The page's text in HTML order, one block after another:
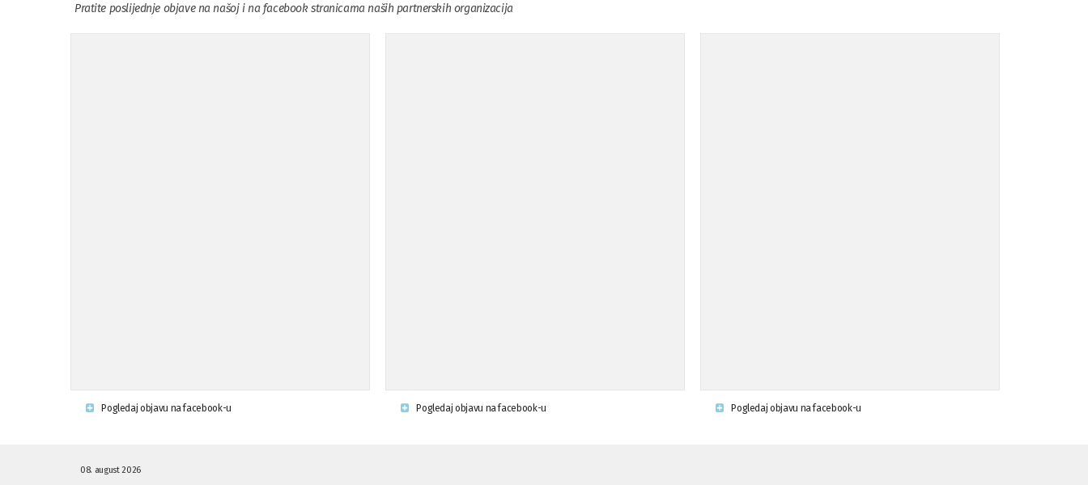
09.11.'15 Osuda incidenta tokom dženaze na Pe ...
Pratite poslijednje objave na našoj i na facebook stranicama naših partnerskih organizacija
Pogledaj objavu na facebook-u Pogledaj objavu na facebook-u Pogledaj objavu na facebook-u
08. august 2026